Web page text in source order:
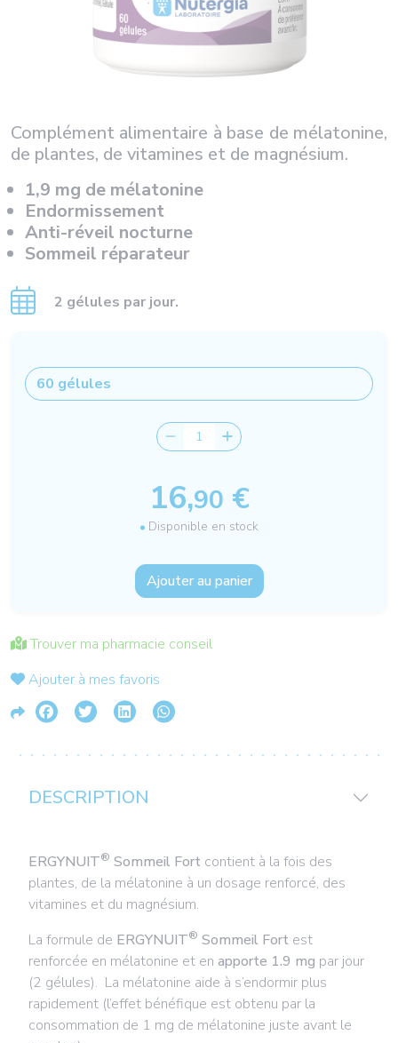
Complément alimentaire à base de mélatonine,
de plantes, de vitamines et de magnésium.
1,9 mg de mélatonine
Endormissement
Anti-réveil nocturne
Sommeil réparateur
2 gélules par jour.
16,90 €
Disponible en stock
Ajouter au panier
Trouver ma pharmacie conseil
Ajouter à mes favoris
DESCRIPTION
ERGYNUIT® Sommeil Fort contient à la fois des
plantes, de la mélatonine à un dosage renforcé, des
vitamines et du magnésium.
La formule de ERGYNUIT® Sommeil Fort est
renforcée en mélatonine et en apporte 1.9 mg par jour
(2 gélules). La mélatonine aide à s’endormir plus
rapidement (l’effet bénéfique est obtenu par la
consommation de 1 mg de mélatonine juste avant le